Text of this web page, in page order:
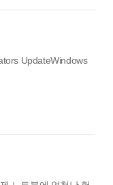
UpdateWindows